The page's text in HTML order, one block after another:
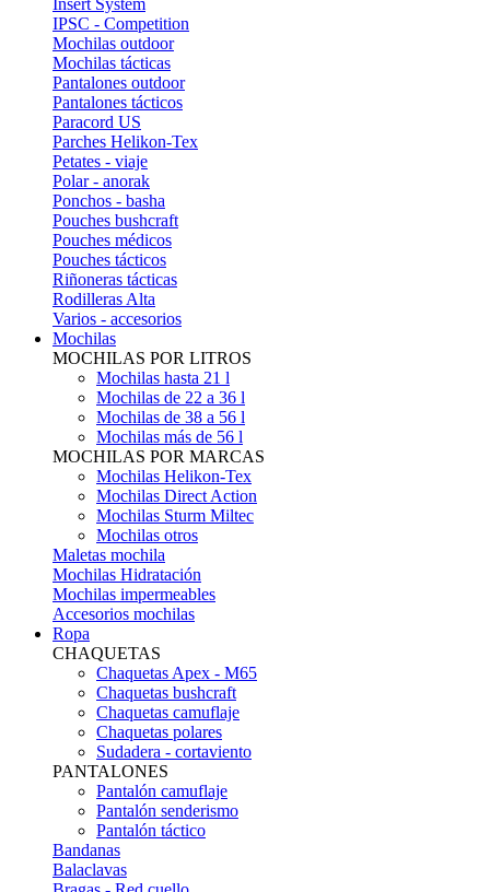
Insert System
IPSC - Competition
Mochilas outdoor
Mochilas tácticas
Pantalones outdoor
Pantalones tácticos
Paracord US
Parches Helikon-Tex
Petates - viaje
Polar - anorak
Ponchos - basha
Pouches bushcraft
Pouches médicos
Pouches tácticos
Riñoneras tácticas
Rodilleras Alta
Varios - accesorios
Mochilas
MOCHILAS POR LITROS
Mochilas hasta 21 l
Mochilas de 22 a 36 l
Mochilas de 38 a 56 l
Mochilas más de 56 l
MOCHILAS POR MARCAS
Mochilas Helikon-Tex
Mochilas Direct Action
Mochilas Sturm Miltec
Mochilas otros
Maletas mochila
Mochilas Hidratación
Mochilas impermeables
Accesorios mochilas
Ropa
CHAQUETAS
Chaquetas Apex - M65
Chaquetas bushcraft
Chaquetas camuflaje
Chaquetas polares
Sudadera - cortaviento
PANTALONES
Pantalón camuflaje
Pantalón senderismo
Pantalón táctico
Bandanas
Balaclavas